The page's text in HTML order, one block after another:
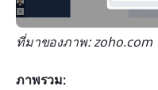
ที่มาของภาพ: zoho.com
ภาพรวม: